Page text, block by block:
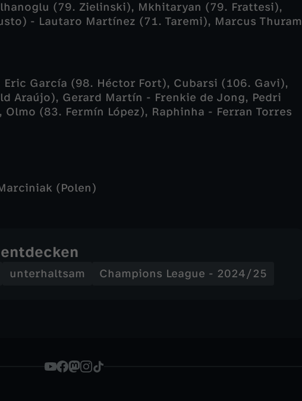
(79. Zielinski), Mkhitaryan (79. Frattesi),
- Lautaro Martínez (71. Taremi), Marcus Thuram
Eric García (98. Héctor Fort), Cubarsi (106. Gavi),
Araújo), Gerard Martín - Frenkie de Jong, Pedri
Olmo (83. Fermín López), Raphinha - Ferran Torres
(Polen)
unterhaltsam Champions League - 2024/25